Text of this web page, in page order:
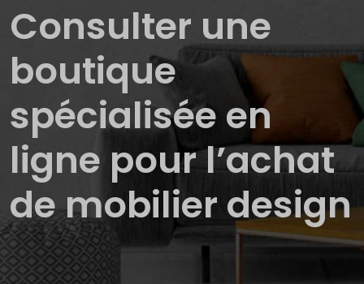
Consulter une
boutique
spécialisée en
ligne pour l’achat
de mobilier design